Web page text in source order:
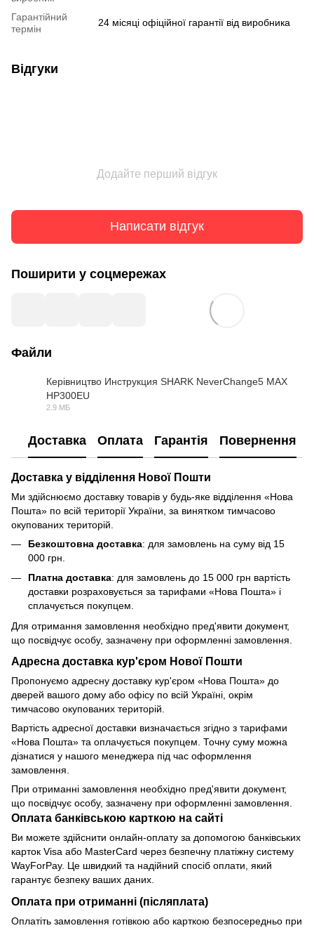
Гарантійний
термін
24 місяці офіційної гарантії від виробника
Відгуки
Додайте перший відгук
Написати відгук
Поширити у соцмережах
Файли
Керівництво Инструкция SHARK NeverChange5 MAX
HP300EU
2.9 МБ
Доставка Оплата Гарантія Повернення
Доставка у відділення Нової Пошти
Ми здійснюємо доставку товарів у будь-яке відділення «Нова
Пошта» по всій території України, за винятком тимчасово
окупованих територій.
Безкоштовна доставка: для замовлень на суму від 15
000 грн.
Платна доставка: для замовлень до 15 000 грн вартість
доставки розраховується за тарифами «Нова Пошта» і
сплачується покупцем.
Для отримання замовлення необхідно пред'явити документ,
що посвідчує особу, зазначену при оформленні замовлення.
Адресна доставка кур'єром Нової Пошти
Пропонуємо адресну доставку кур'єром «Нова Пошта» до
дверей вашого дому або офісу по всій Україні, окрім
тимчасово окупованих територій.
Вартість адресної доставки визначається згідно з тарифами
«Нова Пошта» та оплачується покупцем. Точну суму можна
дізнатися у нашого менеджера під час оформлення
замовлення.
При отриманні замовлення необхідно пред'явити документ,
що посвідчує особу, зазначену при оформленні замовлення.
Оплата банківською карткою на сайті
Ви можете здійснити онлайн-оплату за допомогою банківських
карток Visa або MasterCard через безпечну платіжну систему
WayForPay. Це швидкий та надійний спосіб оплати, який
гарантує безпеку ваших даних.
Оплата при отриманні (післяплата)
Оплатіть замовлення готівкою або карткою безпосередньо при